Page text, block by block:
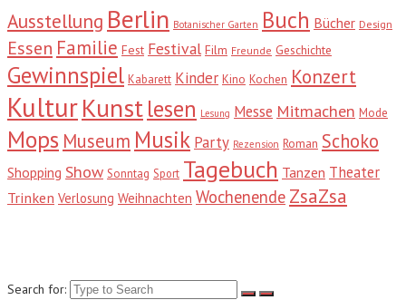
Ausstellung Berlin Botanischer Garten Buch Bücher Design
Essen Familie Fest Festival Film Freunde Geschichte
Gewinnspiel Kabarett Kinder Kino Kochen Konzert
KulturKunstlesen Lesung Messe Mitmachen Mode
Mops Museum Musik Party Rezension Roman Schoko
Shopping Show Sonntag Sport Tagebuch Tanzen Theater
Trinken Verlosung Weihnachten Wochenende ZsaZsa
Search for: